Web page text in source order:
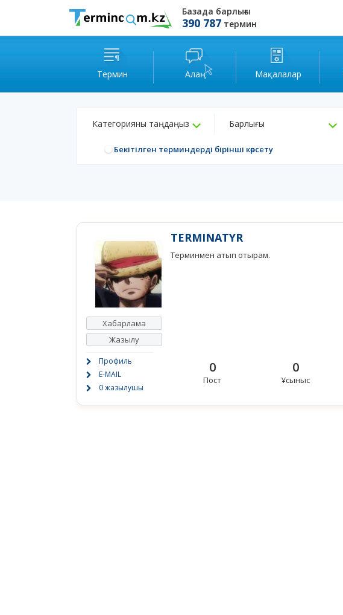
Базада барлығы
390 787 термин
Термин Алаң Мақалалар
Категорияны таңдаңыз Барлығы
Бекітілген терминдерді бірінші көрсету
Хабарлама
Жазылу
Профиль
E-MAIL
0 жазылушы
TERMINATYR
Терминмен атып отырам.
0
Пост
0
Ұсыныс